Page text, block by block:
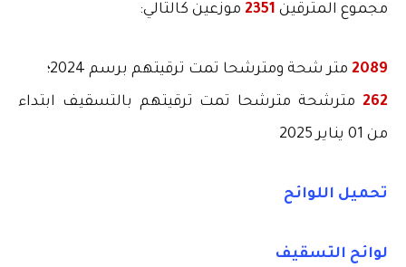
مجموع المترقين 2351 موزعين كالتالي:
2089 متر شحة ومترشحا تمت ترقيتهم برسم 2024؛
262 مترشحة مترشحا تمت ترقيتهم بالتسقيف ابتداء
من 01 يناير 2025
تحميل اللوائح
لوائح التسقيف